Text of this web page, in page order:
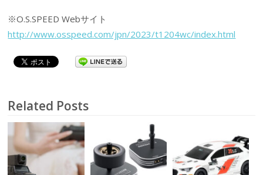
※O.S.SPEED Webサイト
http://www.osspeed.com/jpn/2023/t1204wc/index.html
Related Posts